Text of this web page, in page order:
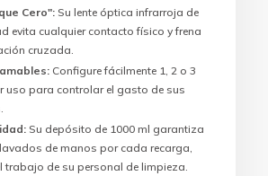
Cero":Su lente óptica infrarroja de
evita cualquier contacto físico y frena
cruzada.
Configure fácilmente 1, 2 o 3
uso para controlar el gasto de sus
Su depósito de 1000 ml garantiza
de manos por cada recarga,
trabajo de su personal de limpieza.